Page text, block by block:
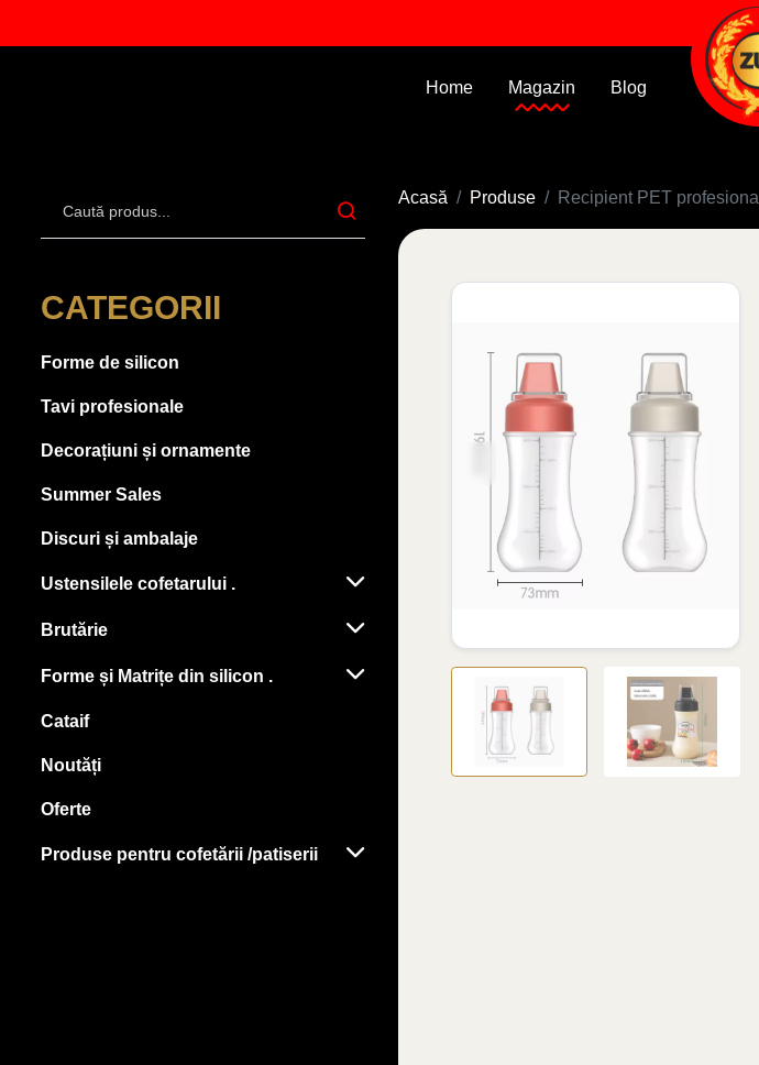
Home Magazin Blog
CATEGORII
Forme de silicon
Tavi profesionale
Decorațiuni și ornamente
Summer Sales
Discuri și ambalaje
Ustensilele cofetarului .
Brutărie
Forme și Matrițe din silicon .
Cataif
Noutăți
Oferte
Produse pentru cofetării /patiserii
Acasă Produse Recipient PET profesional pentru sosuri / topping — 190 mm înălțime